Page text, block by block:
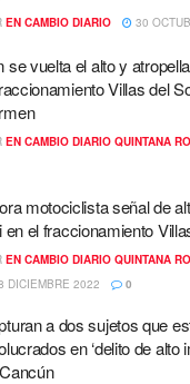
EN CAMBIO DIARIO 30
se vuelta el alto y
Villas del
EN CAMBIO DIARIO QUINTANA
motociclista señal de
en el fraccionamiento
EN CAMBIO DIARIO QUINTANA
DICIEMBRE 2022
0
a dos sujetos que
en ‘delito de alto